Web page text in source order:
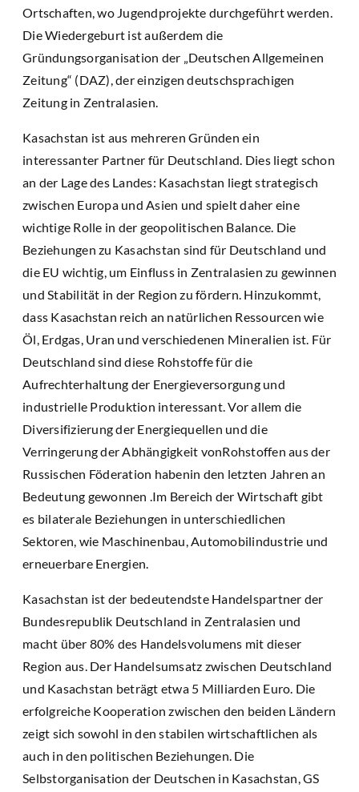
Ortschaften, wo Jugendprojekte durchgeführt werden.
Die Wiedergeburt ist außerdem die
Gründungsorganisation der „Deutschen Allgemeinen
Zeitung“ (DAZ), der einzigen deutschsprachigen
Zeitung in Zentralasien.
Kasachstan ist aus mehreren Gründen ein
interessanter Partner für Deutschland. Dies liegt schon
an der Lage des Landes: Kasachstan liegt strategisch
zwischen Europa und Asien und spielt daher eine
wichtige Rolle in der geopolitischen Balance. Die
Beziehungen zu Kasachstan sind für Deutschland und
die EU wichtig, um Einfluss in Zentralasien zu gewinnen
und Stabilität in der Region zu fördern. Hinzukommt,
dass Kasachstan reich an natürlichen Ressourcen wie
Öl, Erdgas, Uran und verschiedenen Mineralien ist. Für
Deutschland sind diese Rohstoffe für die
Aufrechterhaltung der Energieversorgung und
industrielle Produktion interessant. Vor allem die
Diversifizierung der Energiequellen und die
Verringerung der Abhängigkeit vonRohstoffen aus der
Russischen Föderation habenin den letzten Jahren an
Bedeutung gewonnen .Im Bereich der Wirtschaft gibt
es bilaterale Beziehungen in unterschiedlichen
Sektoren, wie Maschinenbau, Automobilindustrie und
erneuerbare Energien.
Kasachstan ist der bedeutendste Handelspartner der
Bundesrepublik Deutschland in Zentralasien und
macht über 80% des Handelsvolumens mit dieser
Region aus. Der Handelsumsatz zwischen Deutschland
und Kasachstan beträgt etwa 5 Milliarden Euro. Die
erfolgreiche Kooperation zwischen den beiden Ländern
zeigt sich sowohl in den stabilen wirtschaftlichen als
auch in den politischen Beziehungen. Die
Selbstorganisation der Deutschen in Kasachstan, GS